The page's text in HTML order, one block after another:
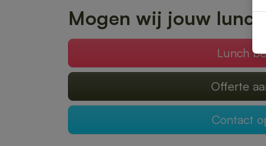
Mogen wij jouw
Lunch
Offerte
Contact